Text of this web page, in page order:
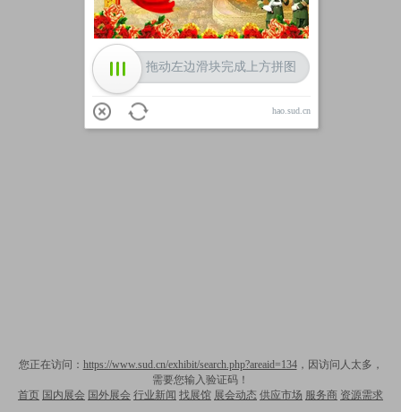
您正在访问： https://www.sud.cn/exhibit/search.php?areaid=134，因访问人太多，
需要您输入验证码！
首页 国内展会 国外展会 行业新闻 找展馆 展会动态 供应市场 服务商 资源需求
拖动左边滑块完成上方拼图
hao.sud.cn